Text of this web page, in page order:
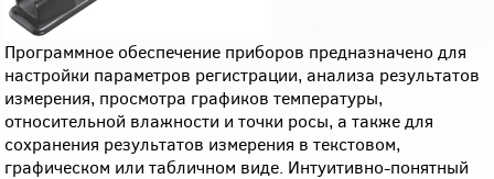
Программное обеспечение приборов предназначено для
настройки параметров регистрации, анализа результатов
измерения, просмотра графиков температуры,
относительной влажности и точки росы, а также для
сохранения результатов измерения в текстовом,
графическом или табличном виде. Интуитивно-понятный